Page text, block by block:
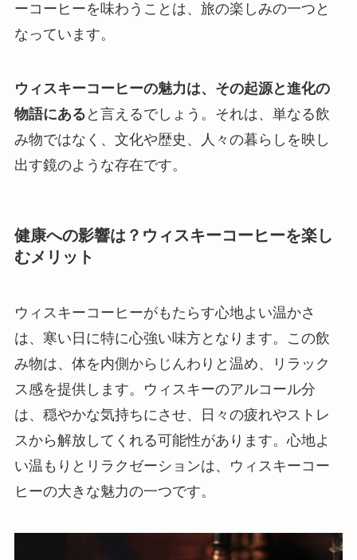
ーコーヒーを味わうことは、旅の楽しみの一つと
なっています。
ウィスキーコーヒーの魅力は、その起源と進化の
物語にある と言えるでしょう。それは、単なる飲
み物ではなく、文化や歴史、人々の暮らしを映し
出す鏡のような存在です。
健康への影響は？ウィスキーコーヒーを楽し
むメリット
ウィスキーコーヒーがもたらす心地よい温かさ
は、寒い日に特に心強い味方となります。この飲
み物は、体を内側からじんわりと温め、リラック
ス感を提供します。ウィスキーのアルコール分
は、穏やかな気持ちにさせ、日々の疲れやストレ
スから解放してくれる可能性があります。心地よ
い温もりとリラクゼーションは、ウィスキーコー
ヒーの大きな魅力の一つです。